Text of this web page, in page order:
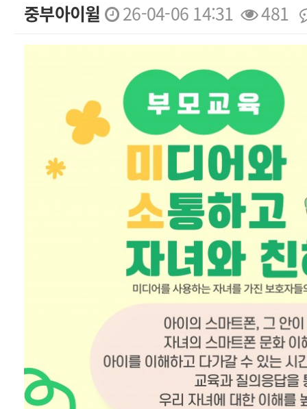
중부아이윌 26-04-06 14:31 481
본문